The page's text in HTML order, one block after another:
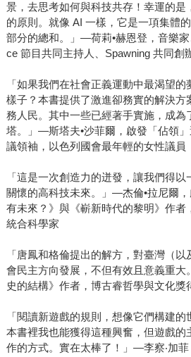
景，去思考如何與科技共存！幸運的是
的原則。就像 AI 一樣，它是一項集體
部分的總和。」—荷莉•赫恩登，音樂
ce 節目共同主持人、Spawning 共同創
「如果我們在社會正義運動中最渴望
樣子？本書提供了激進卻務實的解決方
務人民。其中一些已經著手實施，成為
塔。」—斯塔夫•沙菲爾，啟發「佔領
議領袖，以色列國會最年輕的女性議員
「這是一次創造力的迸發，讓我們得
關懷的高科技未來。」—杰倫•拉尼爾
有未來？》與《嶄新時代的黎明》作者
統合科學家
「唐鳳和格倫提出的解方，對臺灣（
會民主方向發展，不但有效且意義重
史的結構》作者，博古睿哲學與文化獎
「閱讀新遊戲的規則，想像它們構建
本書裡我也能獲得這種興奮，但遊戲的
作的方式。實在太棒了！」—李察‧加